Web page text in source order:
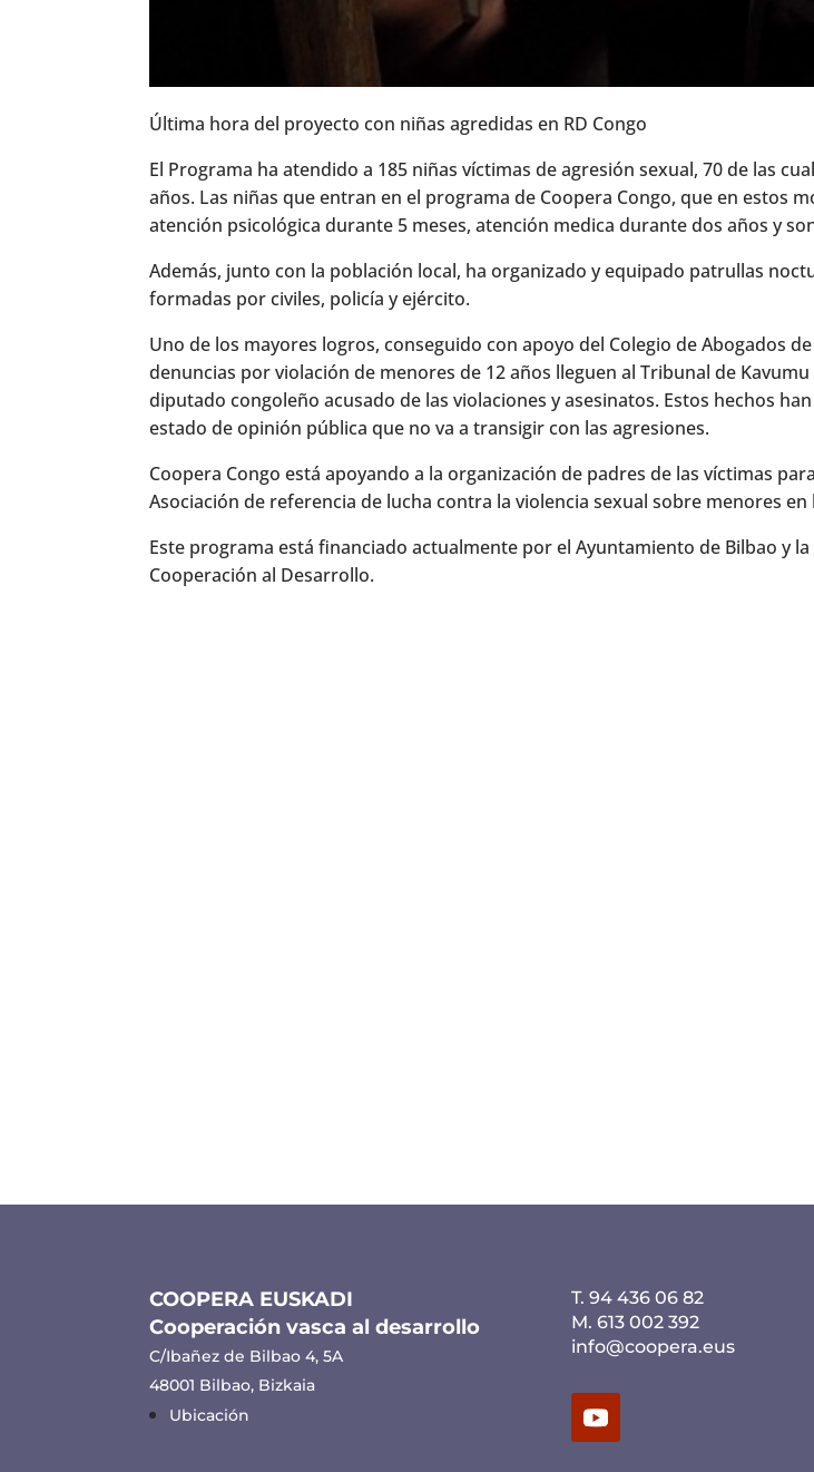
Última hora del proyecto con niñas agredidas en RD Congo
El Programa ha atendido a 185 niñas víctimas de agresión sexual, 70 de las
años. Las niñas que entran en el programa de Coopera Congo, que en estos
atención psicológica durante 5 meses, atención medica durante dos años y
Además, junto con la población local, ha organizado y equipado patrullas
formadas por civiles, policía y ejército.
Uno de los mayores logros, conseguido con apoyo del Colegio de Abogados
denuncias por violación de menores de 12 años lleguen al Tribunal de
diputado congoleño acusado de las violaciones y asesinatos. Estos hechos
estado de opinión pública que no va a transigir con las agresiones.
Coopera Congo está apoyando a la organización de padres de las víctimas
Asociación de referencia de lucha contra la violencia sexual sobre menores en
Este programa está financiado actualmente por el Ayuntamiento de Bilbao y la
Cooperación al Desarrollo.
COOPERA EUSKADI
Cooperación vasca al desarrollo
C/Ibañez de Bilbao 4, 5A
48001 Bilbao, Bizkaia
Ubicación
T. 94 436 06 82
M. 613 002 392
info@coopera.eus